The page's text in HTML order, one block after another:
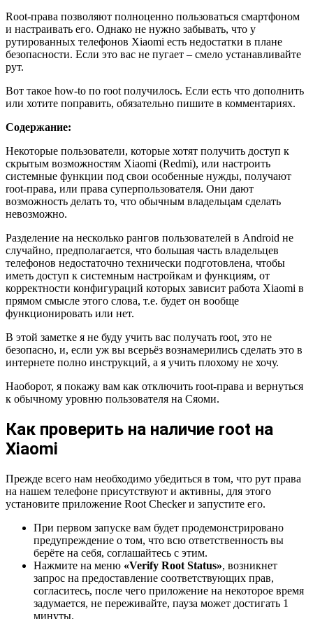
Root-права позволяют полноценно пользоваться смартфоном
и настраивать его. Однако не нужно забывать, что у
рутированных телефонов Xiaomi есть недостатки в плане
безопасности. Если это вас не пугает – смело устанавливайте
рут.
Вот такое how-to по root получилось. Если есть что дополнить
или хотите поправить, обязательно пишите в комментариях.
Содержание:
Некоторые пользователи, которые хотят получить доступ к
скрытым возможностям Xiaomi (Redmi), или настроить
системные функции под свои особенные нужды, получают
root-права, или права суперпользователя. Они дают
возможность делать то, что обычным владельцам сделать
невозможно.
Разделение на несколько рангов пользователей в Android не
случайно, предполагается, что большая часть владельцев
телефонов недостаточно технически подготовлена, чтобы
иметь доступ к системным настройкам и функциям, от
корректности конфигураций которых зависит работа Xiaomi в
прямом смысле этого слова, т.е. будет он вообще
функционировать или нет.
В этой заметке я не буду учить вас получать root, это не
безопасно, и, если уж вы всерьёз вознамерились сделать это в
интернете полно инструкций, а я учить плохому не хочу.
Наоборот, я покажу вам как отключить root-права и вернуться
к обычному уровню пользователя на Сяоми.
Как проверить на наличие root на
Xiaomi
Прежде всего нам необходимо убедиться в том, что рут права
на нашем телефоне присутствуют и активны, для этого
установите приложение Root Checker и запустите его.
При первом запуске вам будет продемонстрировано
предупреждение о том, что всю ответственность вы
берёте на себя, соглашайтесь с этим.
Нажмите на меню «Verify Root Status», возникнет
запрос на предоставление соответствующих прав,
согласитесь, после чего приложение на некоторое время
задумается, не переживайте, пауза может достигать 1
минуты.